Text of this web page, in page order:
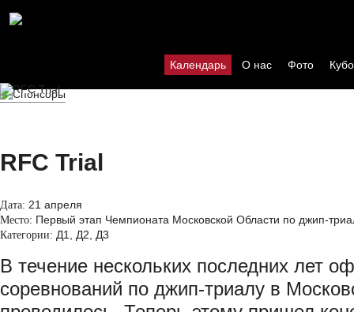
Календарь О нас Фото
RFC Trial
Дата: 21 апреля
Место: Первый этап Чемпионата Московской Области по джип-
Категории: Д1, Д2, Д3
В течение нескольких последних лет
соревнований по джип-триалу в